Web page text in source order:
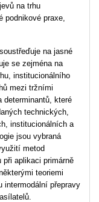
na trhu
podnikové praxe,
na jasné
se zejména na
institucionálního
mezi tržními
determinantů, které
technických,
institucionálních a
jsou vybraná
metod
aplikaci primárně
teoriemi
intermodální přepravy